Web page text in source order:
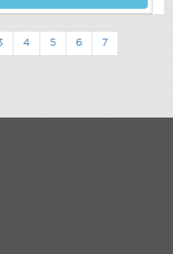
4 5 6 7